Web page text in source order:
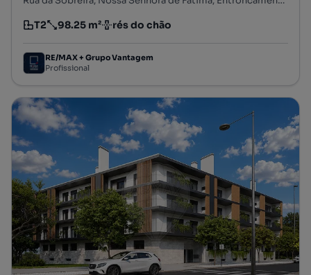
Tipologia
T2
Preço por metro quadrado
98.25 m²
Andar rés do chão
RE/MAX + Grupo Vantagem
Profissional